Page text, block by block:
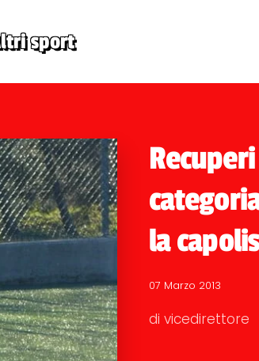
sport
la
07 Marzo 2013
di vicedirettore